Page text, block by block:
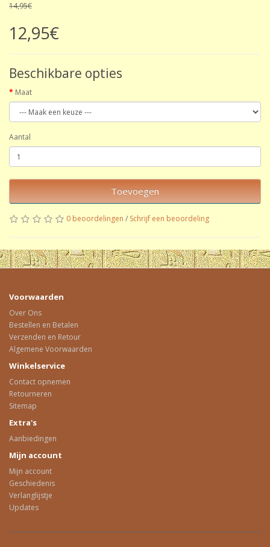
14,95€
12,95€
Beschikbare opties
Maat
Aantal
Toevoegen
0 beoordelingen / Schrijf een beoordeling
Voorwaarden
Over Ons
Bestellen en Betalen
Verzenden en Retour
Algemene Voorwaarden
Winkelservice
Contact opnemen
Retourneren
Sitemap
Extra's
Aanbiedingen
Mijn account
Mijn account
Geschiedenis
Verlanglijstje
Updates